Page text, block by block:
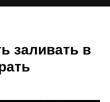
заливать в